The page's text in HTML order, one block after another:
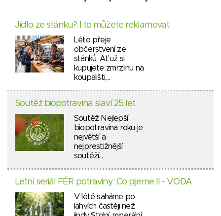
Jídlo ze stánku? I to můžete reklamovat
Léto přeje
občerstvení ze
stánků. Ať už si
kupujete zmrzlinu na
koupališti,…
Soutěž biopotravina slaví 25 let
Soutěž Nejlepší
biopotravina roku je
největší a
nejprestižnější
soutěží…
Letní seriál FÉR potraviny: Co pijeme II - VODA
V létě saháme po
lahvích častěji než